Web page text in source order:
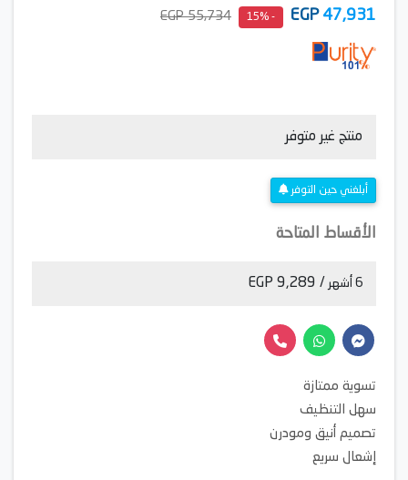
47,931
EGP
- 15%
55,734 EGP
منتج غير متوفر
أبلغني حين التوفر
الأقساط المتاحة
6 أشهر / 9,289 EGP
تسوية ممتازة
سهل التنظيف
تصميم أنيق ومودرن
إشعال سريع